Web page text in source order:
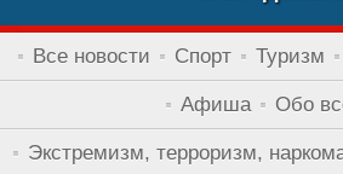
Все новости Спорт Туризм
Афиша Обо
Экстремизм, терроризм,